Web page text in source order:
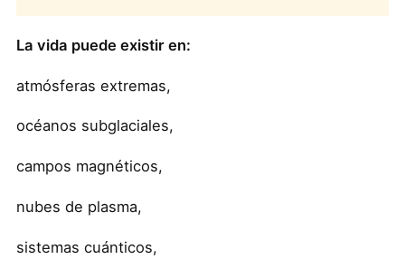
La vida puede existir en:
atmósferas extremas,
océanos subglaciales,
campos magnéticos,
nubes de plasma,
sistemas cuánticos,